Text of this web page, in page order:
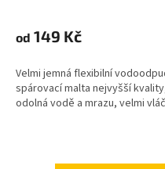
od 149 Kč
Velmi jemná flexibilní
spárovací malta nejvyšší
odolná vodě a mrazu, velmi